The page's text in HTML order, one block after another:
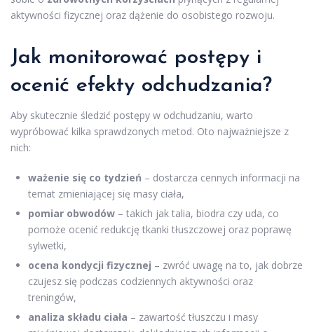
aktywności fizycznej oraz dążenie do osobistego rozwoju.
Jak monitorować postępy i
ocenić efekty odchudzania?
Aby skutecznie śledzić postępy w odchudzaniu, warto
wypróbować kilka sprawdzonych metod. Oto najważniejsze z
nich:
ważenie się co tydzień – dostarcza cennych informacji na
temat zmieniającej się masy ciała,
pomiar obwodów – takich jak talia, biodra czy uda, co
pomoże ocenić redukcję tkanki tłuszczowej oraz poprawę
sylwetki,
ocena kondycji fizycznej – zwróć uwagę na to, jak dobrze
czujesz się podczas codziennych aktywności oraz
treningów,
analiza składu ciała – zawartość tłuszczu i masy